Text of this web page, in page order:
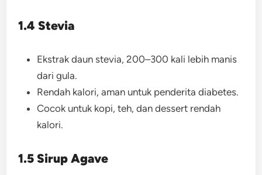
1.4 Stevia
Ekstrak daun stevia, 200–300 kali lebih manis
dari gula.
Rendah kalori, aman untuk penderita diabetes.
Cocok untuk kopi, teh, dan dessert rendah
kalori.
1.5 Sirup Agave